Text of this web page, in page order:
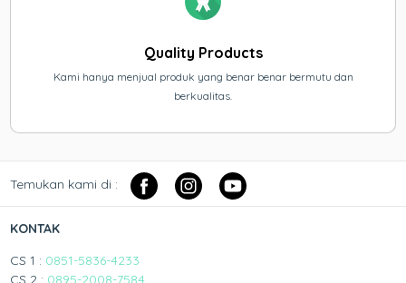
Quality Products
Kami hanya menjual produk yang benar benar bermutu dan
berkualitas.
Temukan kami di :
KONTAK
CS 1 : 0851-5836-4233
CS 2 : 0895-2008-7584